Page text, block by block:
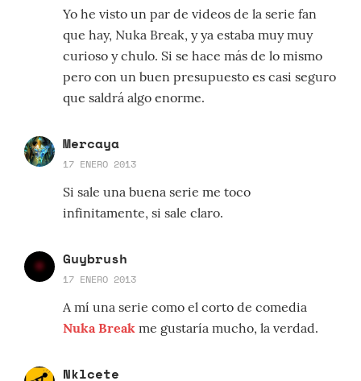
Yo he visto un par de videos de la serie fan
que hay, Nuka Break, y ya estaba muy muy
curioso y chulo. Si se hace más de lo mismo
pero con un buen presupuesto es casi seguro
que saldrá algo enorme.
Mercaya
17 ENERO 2013
Si sale una buena serie me toco
infinitamente, si sale claro.
Guybrush
17 ENERO 2013
A mí una serie como el corto de comedia
Nuka Break me gustaría mucho, la verdad.
Nklcete